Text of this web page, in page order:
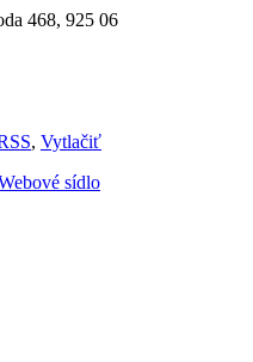
468, 925 06
, Vytlačiť
sídlo